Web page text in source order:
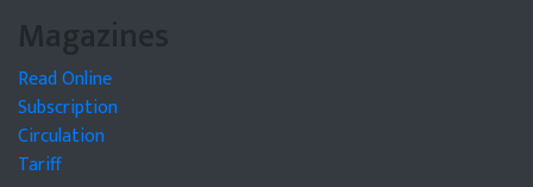
Magazines
Read Online
Subscription
Circulation
Tariff